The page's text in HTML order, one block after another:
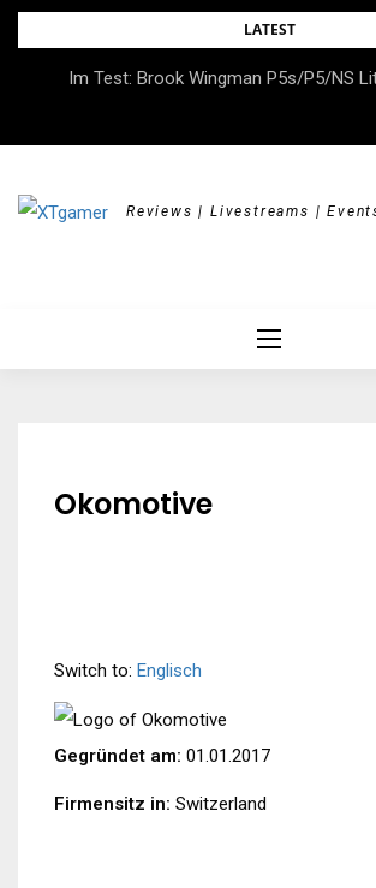
Skip
LATEST
Im Test: Brook Wingman P5s/P5/NS
DOK.fest München 2026 – Empowered,
Reviews | Livestreams |
Okomotive
Switch to: Englisch
Gegründet am: 01.01.2017
Firmensitz in: Switzerland